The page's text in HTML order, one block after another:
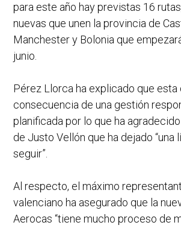
para este año hay previstas 16
nuevas que unen la provincia de
Manchester y Bolonia que
junio.
Pérez Llorca ha explicado que esta
consecuencia de una gestión
planificada por lo que ha agradecido
de Justo Vellón que ha dejado “una
seguir”.
Al respecto, el máximo
valenciano ha asegurado que la
Aerocas “tiene mucho proceso de